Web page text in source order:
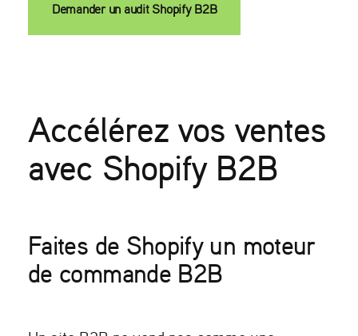
Demander un audit Shopify B2B
Accélérez vos ventes
avec Shopify B2B
Faites de Shopify un moteur
de commande B2B